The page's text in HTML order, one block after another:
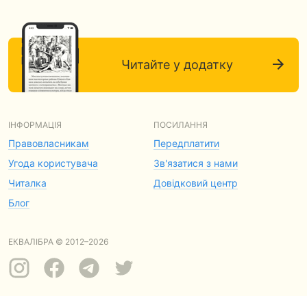
Читайте у додатку
ІНФОРМАЦІЯ
Правовласникам
Угода користувача
Читалка
Блог
ПОСИЛАННЯ
Передплатити
Зв'язатися з нами
Довідковий центр
ЕКВАЛІБРА © 2012–2026